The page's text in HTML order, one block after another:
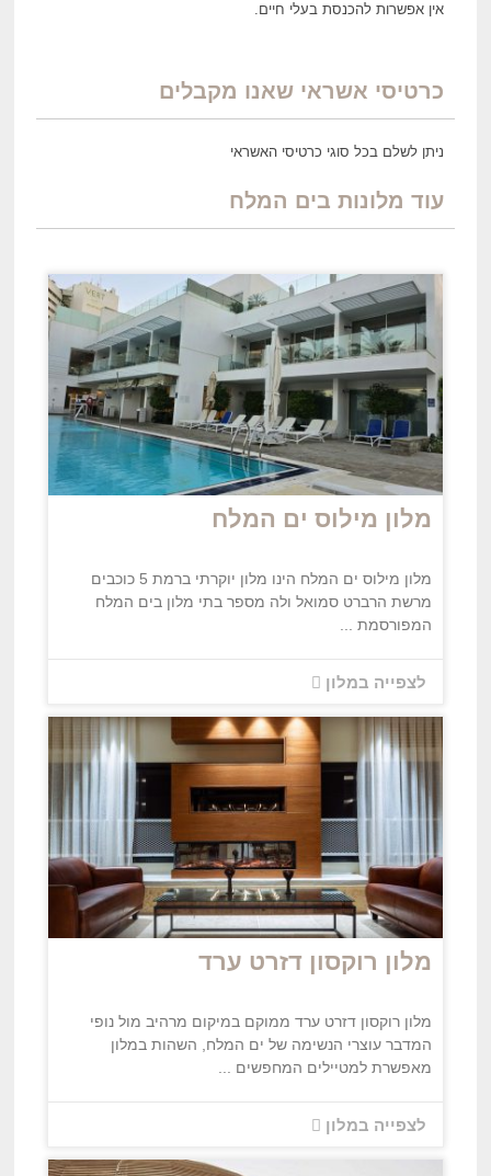
אין אפשרות להכנסת בעלי חיים.
כרטיסי אשראי שאנו מקבלים
ניתן לשלם בכל סוגי כרטיסי האשראי
עוד מלונות בים המלח
מלון מילוס ים המלח
מלון מילוס ים המלח הינו מלון יוקרתי ברמת 5 כוכבים
מרשת הרברט סמואל ולה מספר בתי מלון בים המלח
המפורסמת ...
לצפייה במלון
מלון רוקסון דזרט ערד
מלון רוקסון דזרט ערד ממוקם במיקום מרהיב מול נופי
המדבר עוצרי הנשימה של ים המלח, השהות במלון
מאפשרת למטיילים המחפשים ...
לצפייה במלון